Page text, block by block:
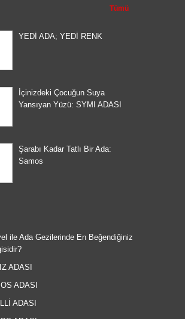
Tümü
YEDİ ADA; YEDİ RENK
İçinizdeki Çocuğun Suya
Yansıyan Yüzü: SYMI ADASI
Şarabı Kadar Tatlı Bir Ada:
Samos
ile Ada Gezilerinde En Beğendiğiniz
ADASI
ADASI
ADASI